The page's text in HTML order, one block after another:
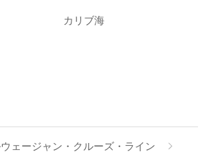
カリブ海
ェージャン・クルーズ・ライン